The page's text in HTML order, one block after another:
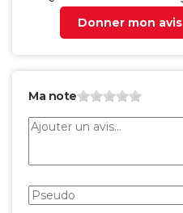
Donner mon avis
Ma note